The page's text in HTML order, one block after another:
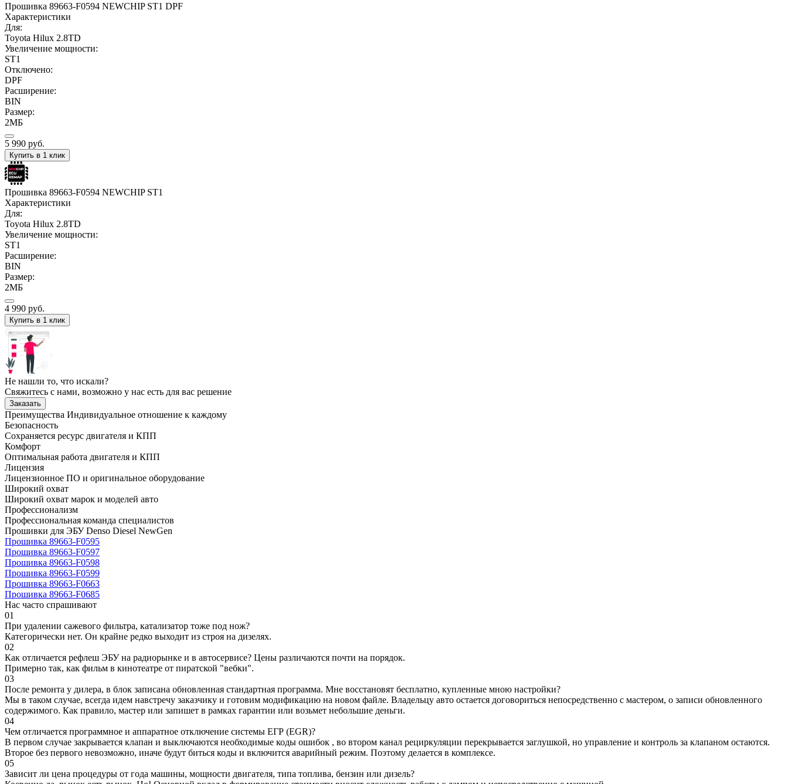
Прошивка 89663-F0594 NEWCHIP ST1 DPF
Характеристики
Для:
Toyota Hilux 2.8TD
Увеличение мощности:
ST1
Отключено:
DPF
Расширение:
BIN
Размер:
2МБ
5 990 руб.
Купить в 1 клик
Прошивка 89663-F0594 NEWCHIP ST1
Характеристики
Для:
Toyota Hilux 2.8TD
Увеличение мощности:
ST1
Расширение:
BIN
Размер:
2МБ
4 990 руб.
Купить в 1 клик
Не нашли то, что искали?
Свяжитесь с нами, возможно у нас есть для вас решение
Заказать
Преимущества Индивидуальное отношение к каждому
Безопасность
Сохраняется ресурс двигателя и КПП
Комфорт
Оптимальная работа двигателя и КПП
Лицензия
Лицензионное ПО и оригинальное оборудование
Широкий охват
Широкий охват марок и моделей авто
Профессионализм
Профессиональная команда специалистов
Прошивки для ЭБУ Denso Diesel NewGen
Прошивка 89663-F0595
Прошивка 89663-F0597
Прошивка 89663-F0598
Прошивка 89663-F0599
Прошивка 89663-F0663
Прошивка 89663-F0685
Нас часто спрашивают
01
При удалении сажевого фильтра, катализатор тоже под нож?
Категорически нет. Он крайне редко выходит из строя на дизелях.
02
Как отличается рефлеш ЭБУ на радиорынке и в автосервисе? Цены различаются почти на порядок.
Примерно так, как фильм в кинотеатре от пиратской "вебки".
03
После ремонта у дилера, в блок записана обновленная стандартная программа. Мне восстановят бесплатно, купленные мною настройки?
Мы в таком случае, всегда идем навстречу заказчику и готовим модификацию на новом файле. Владельцу авто остается договориться непосредственно с мастером, о записи обновленного
содержимого. Как правило, мастер или запишет в рамках гарантии или возьмет небольшие деньги.
04
Чем отличается программное и аппаратное отключение системы ЕГР (EGR)?
В первом случае закрывается клапан и выключаются необходимые коды ошибок , во втором канал рециркуляции перекрывается заглушкой, но управление и контроль за клапаном остаются.
Второе без первого невозможно, иначе будут биться коды и включится аварийный режим. Поэтому делается в комплексе.
05
Зависит ли цена процедуры от года машины, мощности двигателя, типа топлива, бензин или дизель?